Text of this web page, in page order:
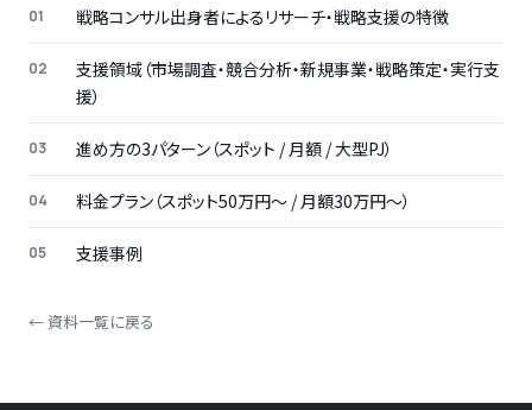
戦略コンサル出身者によるリサーチ・戦略支援の特徴
支援領域（市場調査・競合分析・新規事業・戦略策定・実行支
援）
進め方の3パターン（スポット / 月額 / 大型PJ）
料金プラン（スポット50万円〜 / 月額30万円〜）
支援事例
← 資料一覧に戻る